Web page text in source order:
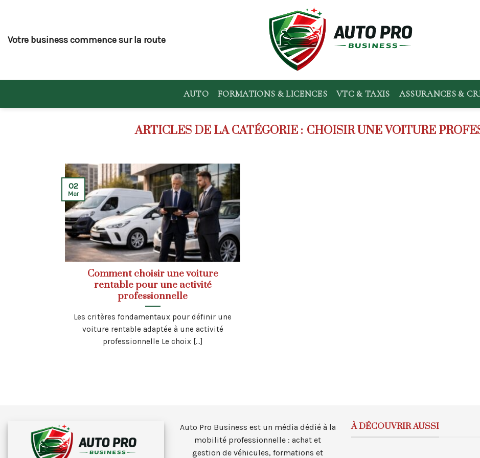
content
Votre business commence sur la route
AUTO FORMATIONS & LICENCES VTC & TAXIS ASSURANCES &
CHOISIR UNE VOITURE
Comment choisir une voiture
rentable pour une activité
professionnelle
Les critères fondamentaux pour définir une
voiture rentable adaptée à une activité
professionnelle Le choix [...]
02
Mar
Auto Pro Business est un média dédié à la
mobilité professionnelle : achat et
gestion de véhicules, formations et
À DÉCOUVRIR AUSSI